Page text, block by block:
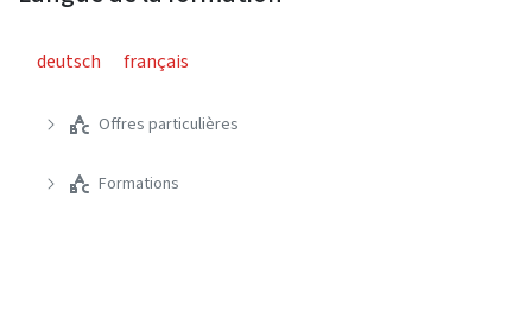
deutsch français
Offres particulières
Formations